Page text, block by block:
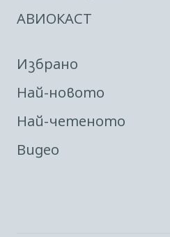
АВИОКАСТ
Избрано
Най-новото
Най-четеното
Видео